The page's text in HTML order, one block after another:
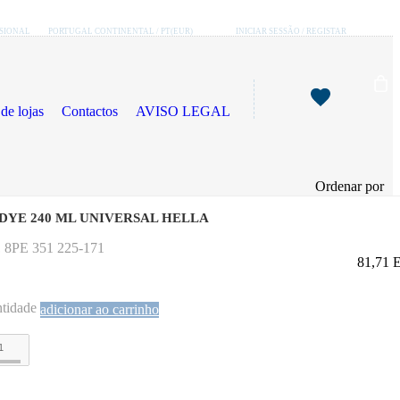
PORTUGAL CONTINENTAL / PT(EUR) INICIAR SESSÃO / REGISTAR
lojas Contactos AVISO LEGAL
Ordenar por
240 ML UNIVERSAL HELLA
8PE 351 225-171
81,71
adicionar ao carrinho